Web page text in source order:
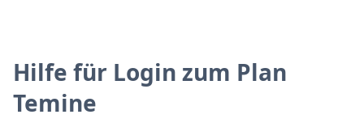
Hilfe für Login zum Plan
Temine